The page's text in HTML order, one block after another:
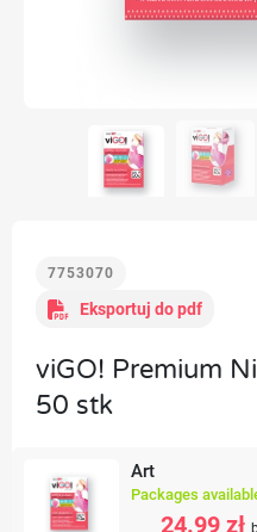
7753070
Eksportuj do pdf
viGO! Premium
50 stk
Art
Packages
24.99 zł